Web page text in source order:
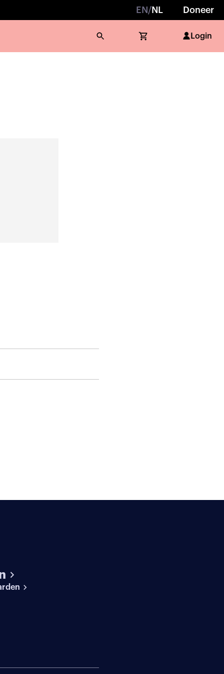
EN /NL Doneer
Login